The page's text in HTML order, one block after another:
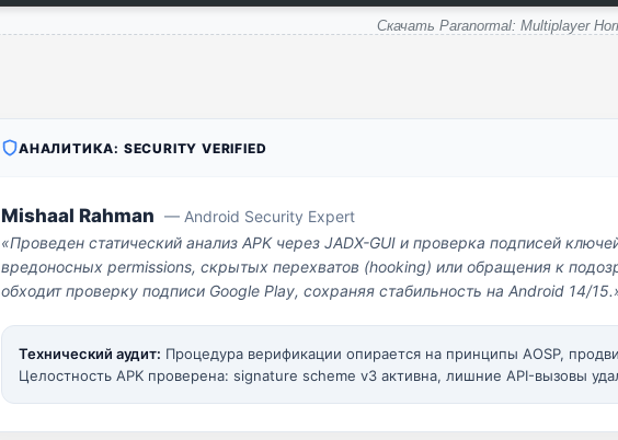
Скачать Paranormal: Multiplayer
АНАЛИТИКА: SECURITY VERIFIED
Mishaal Rahman — Android Security Expert
«Проведен статический анализ APK через JADX-GUI и проверка подписей
вредоносных permissions, скрытых перехватов (hooking) или обращения к
обходит проверку подписи Google Play, сохраняя стабильность на Android 14/
Технический аудит: Процедура верификации опирается на принципы AOSP,
Целостность APK проверена: signature scheme v3 активна, лишние API-вызовы